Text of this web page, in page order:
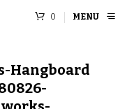
0 MENU
Hangboard